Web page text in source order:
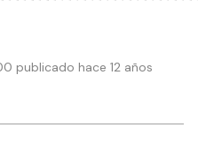
publicado hace 12 años